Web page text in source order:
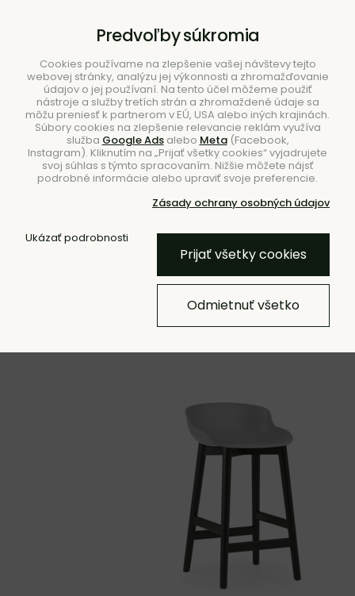
Hľadať
Úvod Nábytok Stoličky Barové
Barová stolička Hyg Barstool,
65 cm – sivá/čierny dub
Predvoľby súkromia
Cookies používame na zlepšenie vašej návštevy tejto
webovej stránky, analýzu jej výkonnosti a zhromažďovanie
údajov o jej používaní. Na tento účel môžeme použiť
nástroje a služby tretích strán a zhromaždené údaje sa
môžu preniesť k partnerom v EÚ, USA alebo iných krajinách.
Súbory cookies na zlepšenie relevancie reklám využíva
služba Google Adsalebo Meta(Facebook,
Instagram). Kliknutím na „Prijať všetky cookies“ vyjadrujete
svoj súhlas s týmto spracovaním. Nižšie môžete nájsť
podrobné informácie alebo upraviť svoje preferencie.
Zásady ochrany osobných údajov
Ukázať podrobnosti
Prijať všetky cookies
Odmietnuť všetko